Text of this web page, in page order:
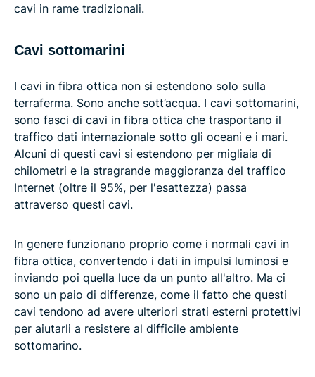
cavi in rame tradizionali.
Cavi sottomarini
I cavi in fibra ottica non si estendono solo sulla
terraferma. Sono anche sott’acqua. I cavi sottomarini,
sono fasci di cavi in fibra ottica che trasportano il
traffico dati internazionale sotto gli oceani e i mari.
Alcuni di questi cavi si estendono per migliaia di
chilometri e la stragrande maggioranza del traffico
Internet (oltre il 95%, per l'esattezza) passa
attraverso questi cavi.
In genere funzionano proprio come i normali cavi in
fibra ottica, convertendo i dati in impulsi luminosi e
inviando poi quella luce da un punto all'altro. Ma ci
sono un paio di differenze, come il fatto che questi
cavi tendono ad avere ulteriori strati esterni protettivi
per aiutarli a resistere al difficile ambiente
sottomarino.